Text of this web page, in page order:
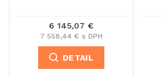
6 145,07 €
7 558,44 € s DPH
DETAIL